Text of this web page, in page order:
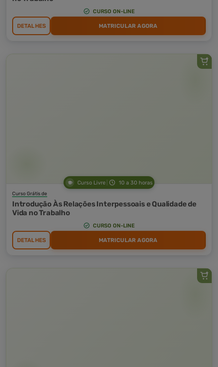
CURSO ON-LINE
DETALHES MATRICULAR AGORA
Curso Livre 10 a 30 horas
Curso Grátis de
Introdução Às Relações Interpessoais e Qualidade de
Vida no Trabalho
CURSO ON-LINE
DETALHES MATRICULAR AGORA